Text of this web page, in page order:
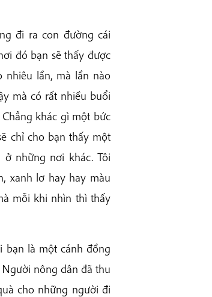
đi ra con đường cái
đó bạn sẽ thấy được
nhiêu lần, mà lần nào
mà có rất nhiều buổi
khác gì một bức
chỉ cho bạn thấy một
những nơi khác. Tôi
xanh lơ hay hay màu
mỗi khi nhìn thì thấy
bạn là một cánh đồng
nông dân đã thu
cho những người đi